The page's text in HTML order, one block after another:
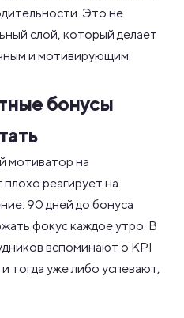
Это не
слой, который делает
и мотивирующим.
бонусы
мотиватор на
реагирует на
90 дней до бонуса
фокус каждое утро. В
вспоминают о KPI
тогда уже либо успевают,